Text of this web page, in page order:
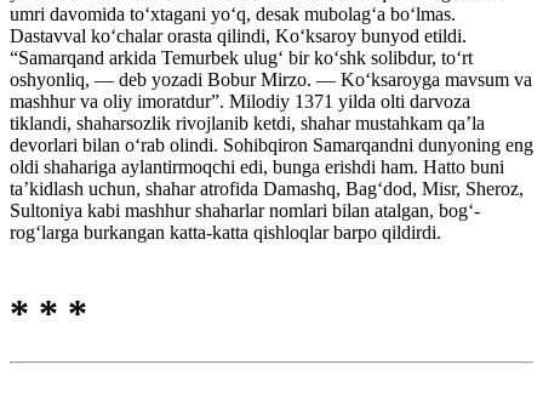
umri davomida to‘xtagani yo‘q, desak mubolag‘a bo‘lmas.
Dastavval ko‘chalar orasta qilindi, Ko‘ksaroy bunyod etildi.
“Samarqand arkida Temurbek ulug‘ bir ko‘shk solibdur, to‘rt
oshyonliq, — deb yozadi Bobur Mirzo. — Ko‘ksaroyga mavsum va
mashhur va oliy imoratdur”. Milodiy 1371 yilda olti darvoza
tiklandi, shaharsozlik rivojlanib ketdi, shahar mustahkam qa’la
devorlari bilan o‘rab olindi. Sohibqiron Samarqandni dunyoning eng
oldi shahariga aylantirmoqchi edi, bunga erishdi ham. Hatto buni
ta’kidlash uchun, shahar atrofida Damashq, Bag‘dod, Misr, Sheroz,
Sultoniya kabi mashhur shaharlar nomlari bilan atalgan, bog‘-
rog‘larga burkangan katta-katta qishloqlar barpo qildirdi.
* * *